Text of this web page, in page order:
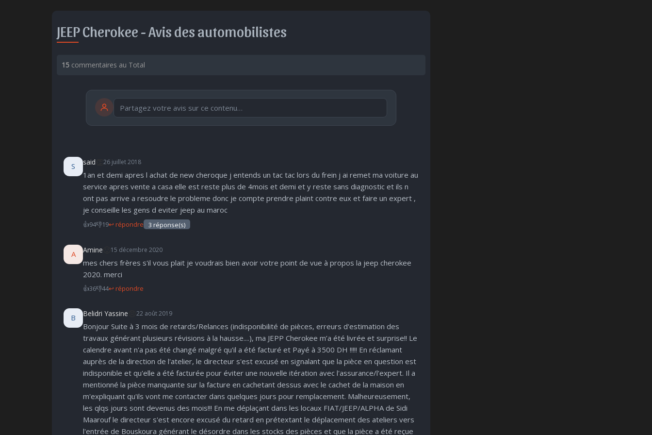
JEEP Cherokee -Avis des automobilistes
15 commentaires au Total
🤩
Parfait
publication immédiate Publier
S said 26 juillet 2018
1an et demi apres l achat de new cheroque j entends un tac tac lors du frein j ai remet ma voiture au
service apres vente a casa elle est reste plus de 4mois et demi et y reste sans diagnostic et ils n
ont pas arrive a resoudre le probleme donc je compte prendre plaint contre eux et faire un expert ,
je conseille les gens d eviter jeep au maroc
👍94👎19↩ répondre 3 réponse(s)
A Amine 15 décembre 2020
mes chers frères s'il vous plait je voudrais bien avoir votre point de vue à propos la jeep cherokee
2020. merci
👍36👎44↩ répondre
B Belidri Yassine 22 août 2019
Bonjour Suite à 3 mois de retards/Relances (indisponibilité de pièces, erreurs d'estimation des
travaux générant plusieurs révisions à la hausse....), ma JEPP Cherokee m’a été livrée et surprise!! Le
calendre avant n'a pas été changé malgré qu'il a été facturé et Payé à 3500 DH !!!!! En réclamant
auprès de la direction de l'atelier, le directeur s'est excusé en signalant que la pièce en question est
indisponible et qu'elle a été facturée pour éviter une nouvelle itération avec l'assurance/l'expert. Il a
mentionné la pièce manquante sur la facture en cachetant dessus avec le cachet de la maison en
m'expliquant qu'ils vont me contacter dans quelques jours pour remplacement. Malheureusement,
les qlqs jours sont devenus des mois!!! En me déplaçant dans les locaux FIAT/JEEP/ALPHA de Sidi
Maarouf le directeur s'est encore excusé du retard en prétextant le déplacement des ateliers vers
l'entrée de Bouskoura générant le désordre dans les stocks des pièces et que la pièce a été reçue